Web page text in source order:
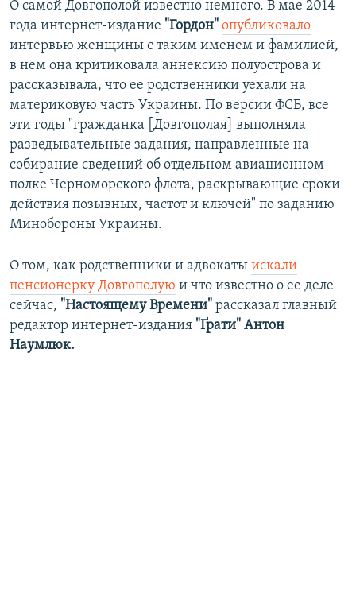
О самой Довгополой известно немного. В мае 2014
года интернет-издание "Гордон" опубликовало
интервью женщины с таким именем и фамилией,
в нем она критиковала аннексию полуострова и
рассказывала, что ее родственники уехали на
материковую часть Украины. По версии ФСБ, все
эти годы "гражданка [Довгополая] выполняла
разведывательные задания, направленные на
собирание сведений об отдельном авиационном
полке Черноморского флота, раскрывающие сроки
действия позывных, частот и ключей" по заданию
Минобороны Украины.
О том, как родственники и адвокаты искали
пенсионерку Довгополую и что известно о ее деле
сейчас, "Настоящему Времени" рассказал главный
редактор интернет-издания "Ґрати" Антон
Наумлюк.